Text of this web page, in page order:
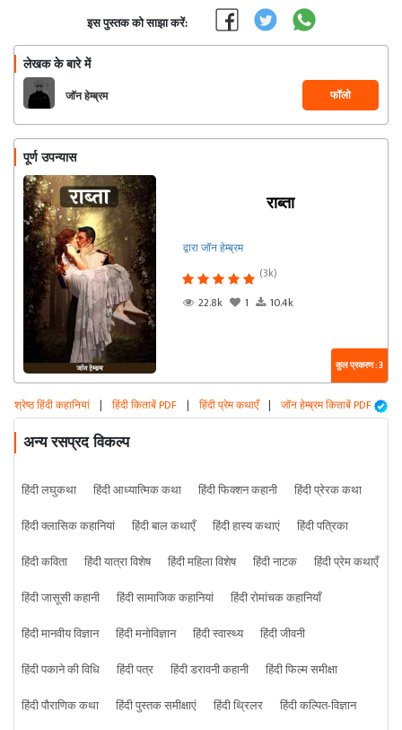
इस पुस्तक को साझा करें:
लेखक के बारे में
जॉन हेम्ब्रम फॉलो
पूर्ण उपन्यास
राब्ता
द्वारा जॉन हेम्ब्रम
(3k)
22.8k
1 10.4k
कुल प्रकरण : 3
श्रेष्ठ हिंदी कहानियां | हिंदी किताबें PDF | हिंदी प्रेम कथाएँ | जॉन हेम्ब्रम किताबें PDF
अन्य रसप्रद विकल्प
हिंदी लघुकथा हिंदी आध्यात्मिक कथा हिंदी फिक्शन कहानी
हिंदी प्रेरक कथा
हिंदी क्लासिक कहानियां
हिंदी बाल कथाएँ हिंदी हास्य कथाएं
हिंदी पत्रिका
हिंदी कविता
हिंदी यात्रा विशेष हिंदी महिला विशेष हिंदी नाटक
हिंदी प्रेम कथाएँ
हिंदी जासूसी कहानी
हिंदी सामाजिक कहानियां
हिंदी रोमांचक कहानियाँ
हिंदी मानवीय विज्ञान
हिंदी मनोविज्ञान हिंदी स्वास्थ्य
हिंदी जीवनी
हिंदी पकाने की विधि
हिंदी पत्र हिंदी डरावनी कहानी
हिंदी फिल्म समीक्षा
हिंदी पौराणिक कथा
हिंदी पुस्तक समीक्षाएं हिंदी थ्रिलर हिंदी कल्पित-विज्ञान